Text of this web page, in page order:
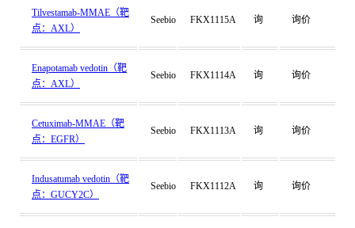
Tilvestamab-MMAE（靶
点：AXL）
Seebio FKX1115A 询 询价
Enapotamab vedotin（靶
点：AXL）
Seebio FKX1114A 询 询价
Cetuximab-MMAE（靶
点：EGFR）
Seebio FKX1113A 询 询价
Indusatumab vedotin（靶
点：GUCY2C）
Seebio FKX1112A 询 询价